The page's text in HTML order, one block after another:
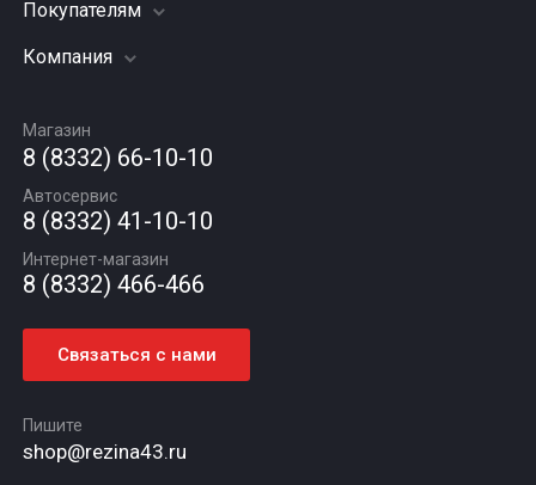
Диски
Автомасла
Заправка кондиционера
Подвеска (ходовая часть)
Шиномонтаж
Покупателям
Акции
Гарантии и возврат
Компания
Вакансии
Новости
Статьи
Контакты
Магазин
8 (8332) 66-10-10
Автосервис
8 (8332) 41-10-10
Интернет-магазин
8 (8332) 466-466
Связаться с нами
Пишите
shop@rezina43.ru